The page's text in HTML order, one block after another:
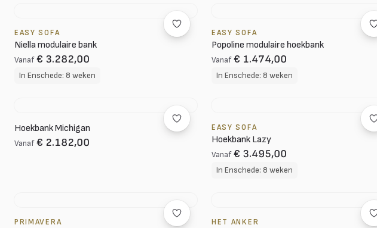
EASY SOFA
Niella modulaire bank
Vanaf € 3.282,00
In Enschede: 8 weken
EASY SOFA
Popoline modulaire hoekbank
Vanaf € 1.474,00
In Enschede: 8 weken
Hoekbank Michigan
Vanaf € 2.182,00
EASY SOFA
Hoekbank Lazy
Vanaf € 3.495,00
In Enschede: 8 weken
PRIMAVERA HET ANKER